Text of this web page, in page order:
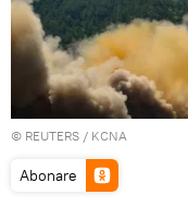
© REUTERS / KCNA
Abonare